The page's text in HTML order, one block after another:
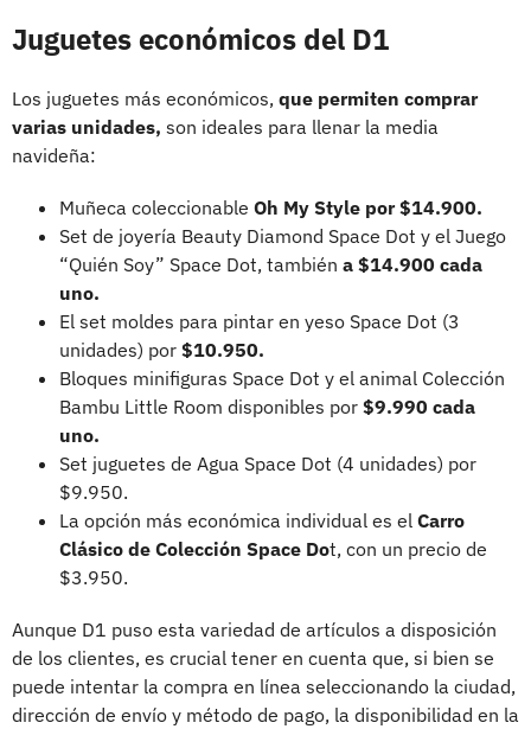
Juguetes económicos del D1
Los juguetes más económicos, que permiten comprar
varias unidades, son ideales para llenar la media
navideña:
Muñeca coleccionable Oh My Style por $14.900.
Set de joyería Beauty Diamond Space Dot y el Juego
“Quién Soy” Space Dot, también a $14.900 cada
uno.
El set moldes para pintar en yeso Space Dot (3
unidades) por $10.950.
Bloques minifiguras Space Dot y el animal Colección
Bambu Little Room disponibles por $9.990 cada
uno.
Set juguetes de Agua Space Dot (4 unidades) por
$9.950.
La opción más económica individual es el Carro
Clásico de Colección Space Dot, con un precio de
$3.950.
Aunque D1 puso esta variedad de artículos a disposición
de los clientes, es crucial tener en cuenta que, si bien se
puede intentar la compra en línea seleccionando la ciudad,
dirección de envío y método de pago, la disponibilidad en la